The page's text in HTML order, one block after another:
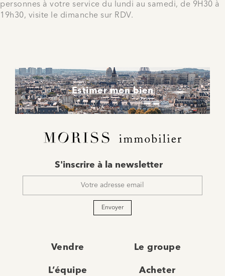
personnes à votre service du lundi au samedi, de 9H30 à
19h30, visite le dimanche sur RDV.
Estimer mon bien
mail
S'inscrire à la newsletter
Envoyer
Vendre Le groupe
L’équipe Acheter